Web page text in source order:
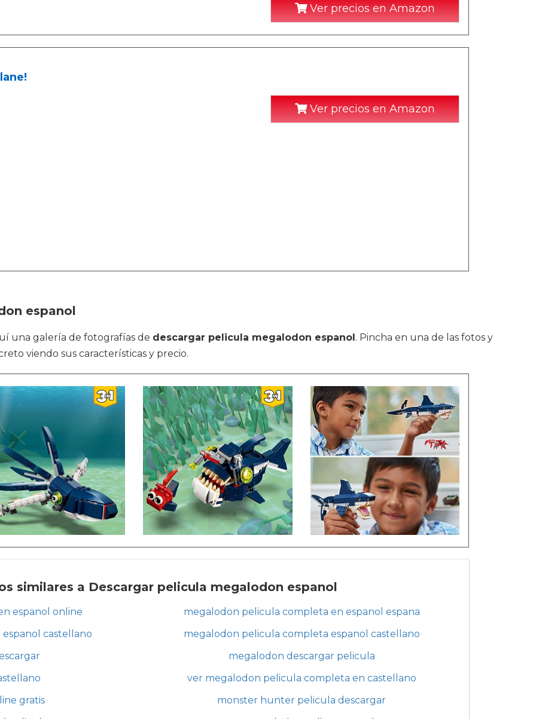
Ver precios en Amazon
Ver precios en Amazon
espanol
una galería de fotografías de descargar pelicula megalodon espanol. Pincha en una de las fotos y
viendo sus características y precio.
similares a Descargar pelicula megalodon espanol
espanol online
megalodon pelicula completa en espanol espana
castellano
megalodon pelicula completa espanol castellano
megalodon descargar pelicula
ver megalodon pelicula completa en castellano
gratis
monster hunter pelicula descargar